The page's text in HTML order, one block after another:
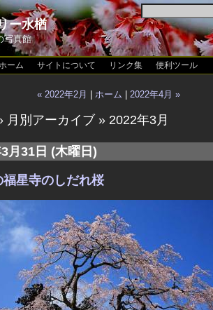
ー水楢
写真館
ーム サイトについて リンク集 便利ツール
« 2022年2月 ホーム 2022年4月 »
» 月別アーカイブ » 2022年3月
月31日 (木曜日)
福星寺のしだれ桜